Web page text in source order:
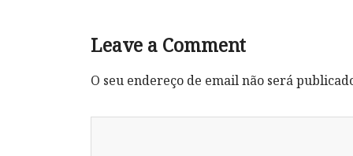
Leave a Comment
O seu endereço de email não será